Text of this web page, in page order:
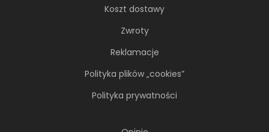
Koszt dostawy
Zwroty
Reklamacje
Polityka plików „cookies”
Polityka prywatności